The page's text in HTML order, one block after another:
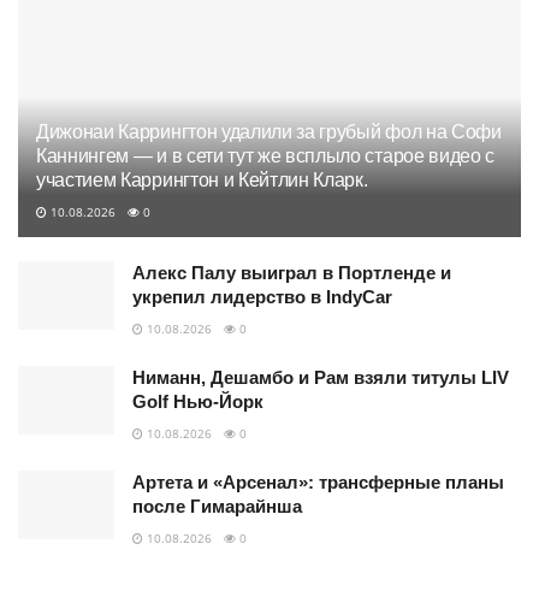
Дижонаи Каррингтон удалили за грубый фол на Софи
Каннингем — и в сети тут же всплыло старое видео с
участием Каррингтон и Кейтлин Кларк.
10.08.2026 0
Алекс Палу выиграл в Портленде и
укрепил лидерство в IndyCar
10.08.2026 0
Ниманн, Дешамбо и Рам взяли титулы LIV
Golf Нью-Йорк
10.08.2026 0
Артета и «Арсенал»: трансферные планы
после Гимарайнша
10.08.2026 0